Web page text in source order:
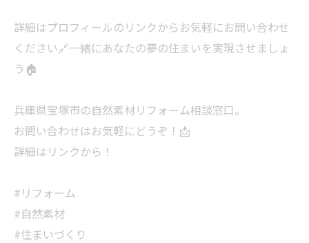
詳細はプロフィールのリンクからお気軽にお問い合わせ
ください🔗一緒にあなたの夢の住まいを実現させましょ
う🏠
兵庫県宝塚市の自然素材リフォーム相談窓口。
お問い合わせはお気軽にどうぞ！📩
詳細はリンクから！
#リフォーム
#自然素材
#住まいづくり